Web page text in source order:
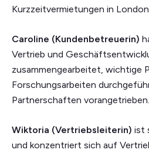
Kurzzeitvermietungen in London
Caroline (Kundenbetreuerin)
Vertrieb und
zusammengearbeitet, wichtige
Forschungsarbeiten
Partnerschaften vorangetrieben.
Wiktoria (Vertriebsleiterin) ist
und konzentriert sich auf